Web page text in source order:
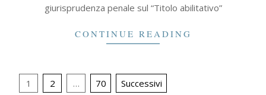
giurisprudenza penale sul “Titolo abilitativo”
CONTINUE READING
Paginazione
1 2 … 70 Successivi